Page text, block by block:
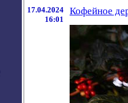
17.04.2024
16:01
Кофейное